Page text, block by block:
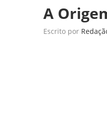
A
Escrito por